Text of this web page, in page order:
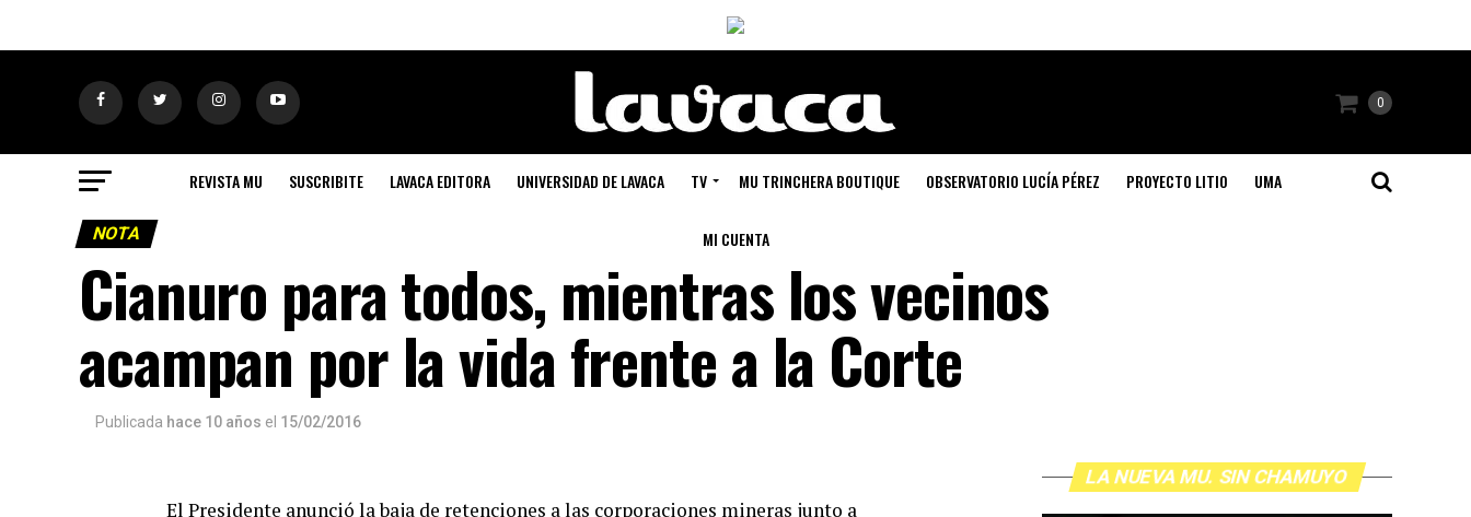
0
REVISTA MU SUSCRIBITE LAVACA EDITORA UNIVERSIDAD DE LAVACA TV MU TRINCHERA BOUTIQUE OBSERVATORIO LUCÍA PÉREZ PROYECTO LITIO UMA
MI CUENTA
NOTA
Cianuro para todos, mientras los vecinos
acampan por la vida frente a la Corte
Publicada hace 10 años el 15/02/2016
El Presidente anunció la baja de retenciones a las corporaciones mineras junto a
LA NUEVA MU. SIN CHAMUYO